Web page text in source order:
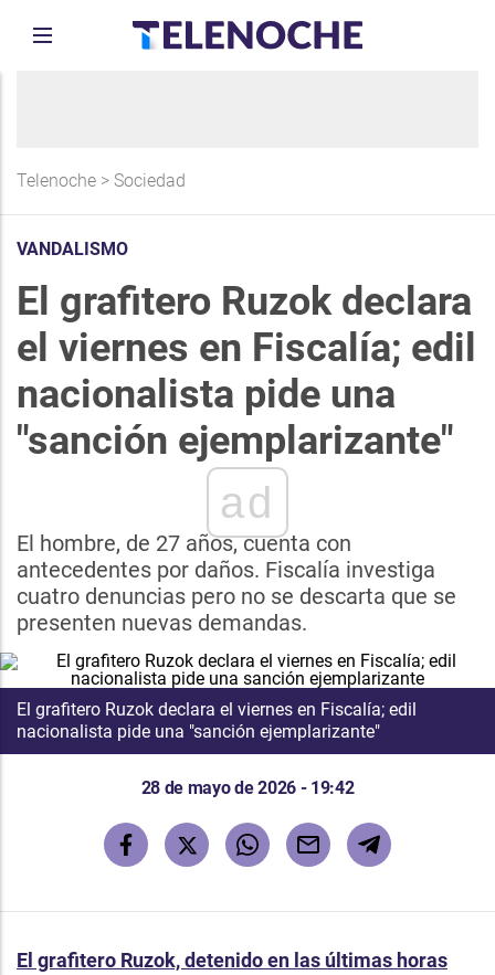
Telenoche > Sociedad
VANDALISMO
El grafitero Ruzok declara
el viernes en Fiscalía; edil
nacionalista pide una
"sanción ejemplarizante"
ad
El hombre, de 27 años, cuenta con
antecedentes por daños. Fiscalía investiga
cuatro denuncias pero no se descarta que se
presenten nuevas demandas.
El grafitero Ruzok declara el viernes en Fiscalía; edil
nacionalista pide una "sanción ejemplarizante"
28 de mayo de 2026 - 19:42
El grafitero Ruzok, detenido en las últimas horas